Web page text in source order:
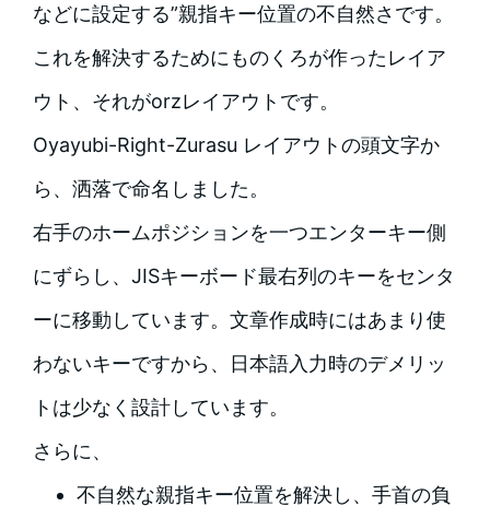
などに設定する”親指キー位置の不自然さです。
これを解決するためにものくろが作ったレイア
ウト、それがorzレイアウトです。
Oyayubi-Right-Zurasu レイアウトの頭文字か
ら、洒落で命名しました。
右手のホームポジションを一つエンターキー側
にずらし、JISキーボード最右列のキーをセンタ
ーに移動しています。文章作成時にはあまり使
わないキーですから、日本語入力時のデメリッ
トは少なく設計しています。
さらに、
不自然な親指キー位置を解決し、手首の負